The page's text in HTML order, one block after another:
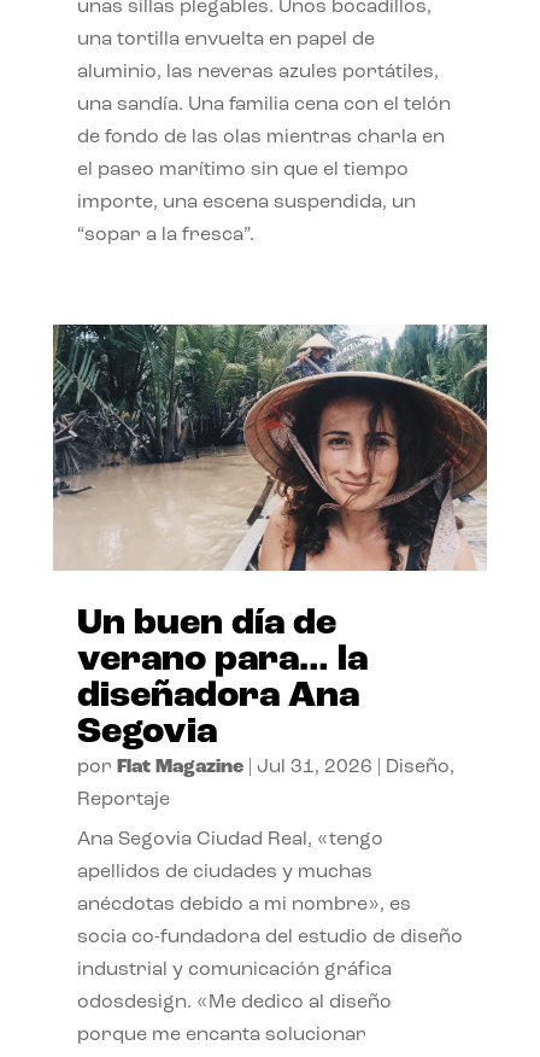
unas sillas plegables. Unos bocadillos,
una tortilla envuelta en papel de
aluminio, las neveras azules portátiles,
una sandía. Una familia cena con el telón
de fondo de las olas mientras charla en
el paseo marítimo sin que el tiempo
importe, una escena suspendida, un
“sopar a la fresca”.
Un buen día de
verano para… la
diseñadora Ana
Segovia
por Flat Magazine| Jul 31, 2026 Diseño,
Reportaje
Ana Segovia Ciudad Real, «tengo
apellidos de ciudades y muchas
anécdotas debido a mi nombre», es
socia co-fundadora del estudio de diseño
industrial y comunicación gráfica
odosdesign. «Me dedico al diseño
porque me encanta solucionar